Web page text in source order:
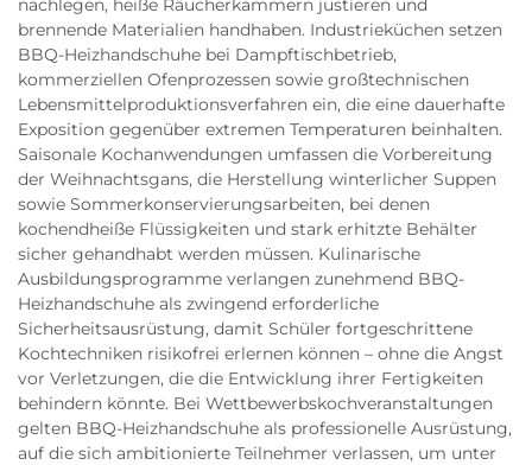
nachlegen, heiße Räucherkammern justieren und
brennende Materialien handhaben. Industrieküchen setzen
BBQ-Heizhandschuhe bei Dampftischbetrieb,
kommerziellen Ofenprozessen sowie großtechnischen
Lebensmittelproduktionsverfahren ein, die eine dauerhafte
Exposition gegenüber extremen Temperaturen beinhalten.
Saisonale Kochanwendungen umfassen die Vorbereitung
der Weihnachtsgans, die Herstellung winterlicher Suppen
sowie Sommerkonservierungsarbeiten, bei denen
kochendheiße Flüssigkeiten und stark erhitzte Behälter
sicher gehandhabt werden müssen. Kulinarische
Ausbildungsprogramme verlangen zunehmend BBQ-
Heizhandschuhe als zwingend erforderliche
Sicherheitsausrüstung, damit Schüler fortgeschrittene
Kochtechniken risikofrei erlernen können – ohne die Angst
vor Verletzungen, die die Entwicklung ihrer Fertigkeiten
behindern könnte. Bei Wettbewerbskochveranstaltungen
gelten BBQ-Heizhandschuhe als professionelle Ausrüstung,
auf die sich ambitionierte Teilnehmer verlassen, um unter